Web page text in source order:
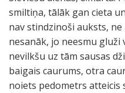
smiltiņa, tālāk gan cieta
nav stindzinoši auksts,
nesanāk, jo neesmu gluži
nevilkšu uz tām sausas
baigais caurums, otra
noiets pedometrs atteicis